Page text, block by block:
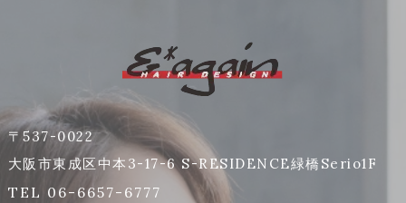
〒537-0022
大阪市東成区中本3-17-6 S-RESIDENCE緑橋Serio1F
TEL 06-6657-6777